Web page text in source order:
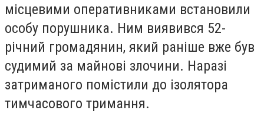
місцевими оперативниками встановили
особу порушника. Ним виявився 52-
річний громадянин, який раніше вже був
судимий за майнові злочини. Наразі
затриманого помістили до ізолятора
тимчасового тримання.